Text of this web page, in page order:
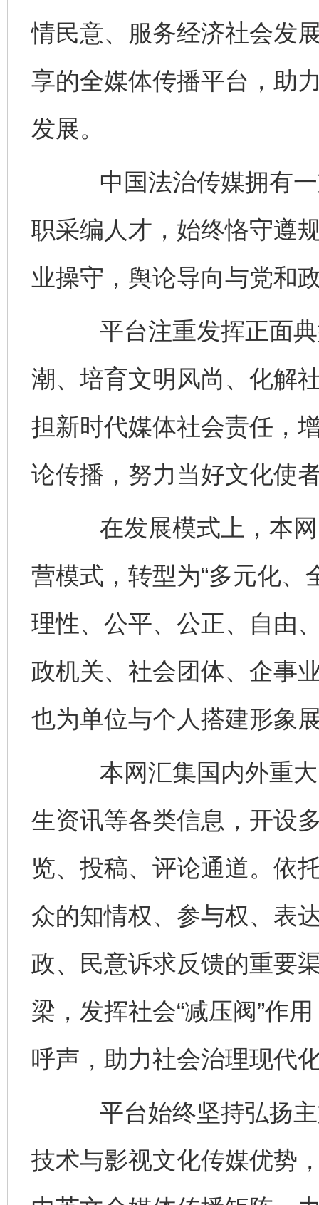
情民意、服务经济社会发
享的全媒体传播平台，助
发展。
中国法治传媒拥有一
职采编人才，始终恪守遵
业操守，舆论导向与党和
平台注重发挥正面典
潮、培育文明风尚、化解
担新时代媒体社会责任，
论传播，努力当好文化使
在发展模式上，本网
营模式，转型为“多元化、
理性、公平、公正、自由
政机关、社会团体、企事
也为单位与个人搭建形象
本网汇集国内外重大
生资讯等各类信息，开设
览、投稿、评论通道。依
众的知情权、参与权、表
政、民意诉求反馈的重要
梁，发挥社会“减压阀”作
呼声，助力社会治理现代
平台始终坚持弘扬主
技术与影视文化传媒优势